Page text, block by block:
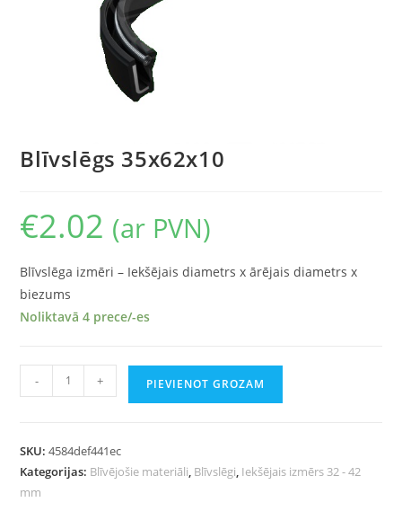
Blīvslēgs 35x62x10
€2.02 (ar PVN)
Blīvslēga izmēri – Iekšējais diametrs x ārējais diametrs x
biezums
Noliktavā 4 prece/-es
- + PIEVIENOT GROZAM
SKU:4584def441ec
Kategorijas: Blīvējošie materiāli, Blīvslēgi, Iekšējais izmērs 32 - 42
mm